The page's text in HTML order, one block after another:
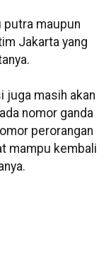
putra maupun
Jakarta yang
juga masih akan
nomor ganda
perorangan
mampu kembali